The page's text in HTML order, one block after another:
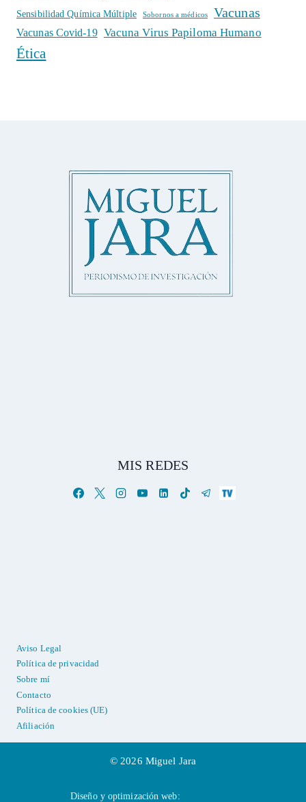
Sensibilidad Química Múltiple Sobornos a médicos Vacunas
Vacunas Covid-19 Vacuna Virus Papiloma Humano
Ética
MIS REDES
Aviso Legal
Política de privacidad
Sobre mí
Contacto
Política de cookies (UE)
Afiliación
© 2026 Miguel Jara
Diseño y optimización web: